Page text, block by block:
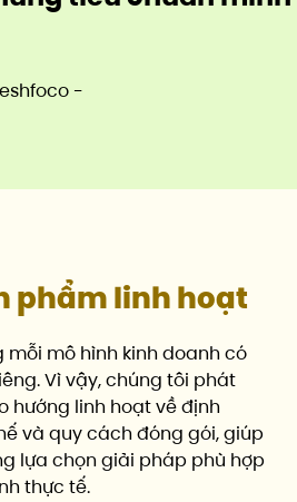
-
phẩm linh hoạt
mỗi mô hình kinh doanh có
Vì vậy, chúng tôi phát
hướng linh hoạt về định
và quy cách đóng gói, giúp
lựa chọn giải pháp phù hợp
thực tế.